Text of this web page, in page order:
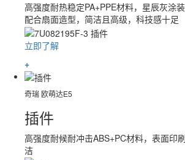
高强度耐热稳定PA+PPE材料，星辰灰涂
配合扇面造型，简洁且高级，科技感十足
立即了解
+
奇瑞 欧萌达E5
插件
高强度耐候耐冲击ABS+PC材料，表面印
洁